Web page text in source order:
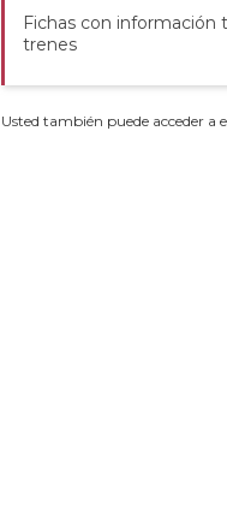
Fichas con información
trenes
Usted también puede acceder a